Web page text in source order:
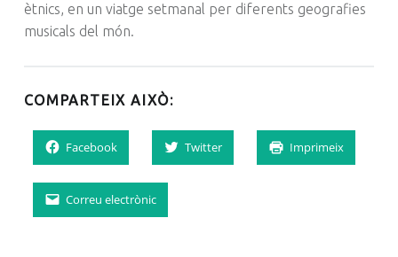
ètnics, en un viatge setmanal per diferents geografies
musicals del món.
COMPARTEIX AIXÒ:
Facebook Twitter Imprimeix
Correu electrònic